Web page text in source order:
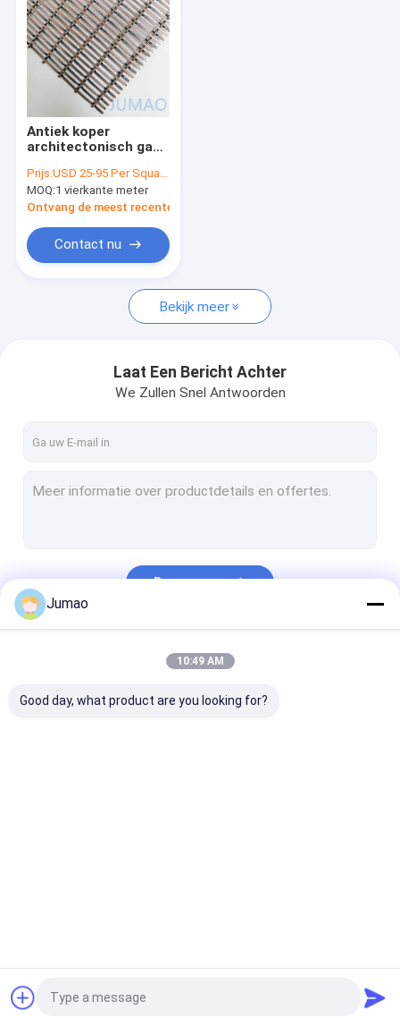
Kabinetscherm-invoegingen
Metalen balgordijnen met kralen
Architectonisch uitgebreid metaal
Geperforeerd Metaal
Het Netwerk van de roestvrij staalkabel
Gebreide Draad Mesh Filter
Filter voor roestvrijstalen gaas
Antiek koper
architectonisch gaas
SS201 roestvrij staal
3x6
Prijs:USD 25-95 Per Square Meter
MOQ:1 vierkante meter
Ontvang de meest recente Prijs
Contact nu
Bekijk meer
Laat Een Bericht Achter
We Zullen Snel Antwoorden
Doorgaan
Jumao
10:49 AM
Good day, what product are you looking for?